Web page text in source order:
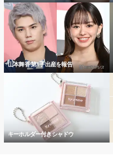
山本舞香 第1子出産を報告
キーホルダー付きシャドウ